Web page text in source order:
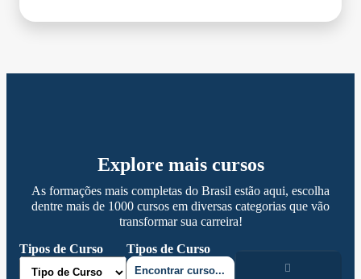
Explore mais cursos
As formações mais completas do Brasil estão aqui, escolha
dentre mais de 1000 cursos em diversas categorias que vão
transformar sua carreira!
Tipos de Curso
Tipos de Curso